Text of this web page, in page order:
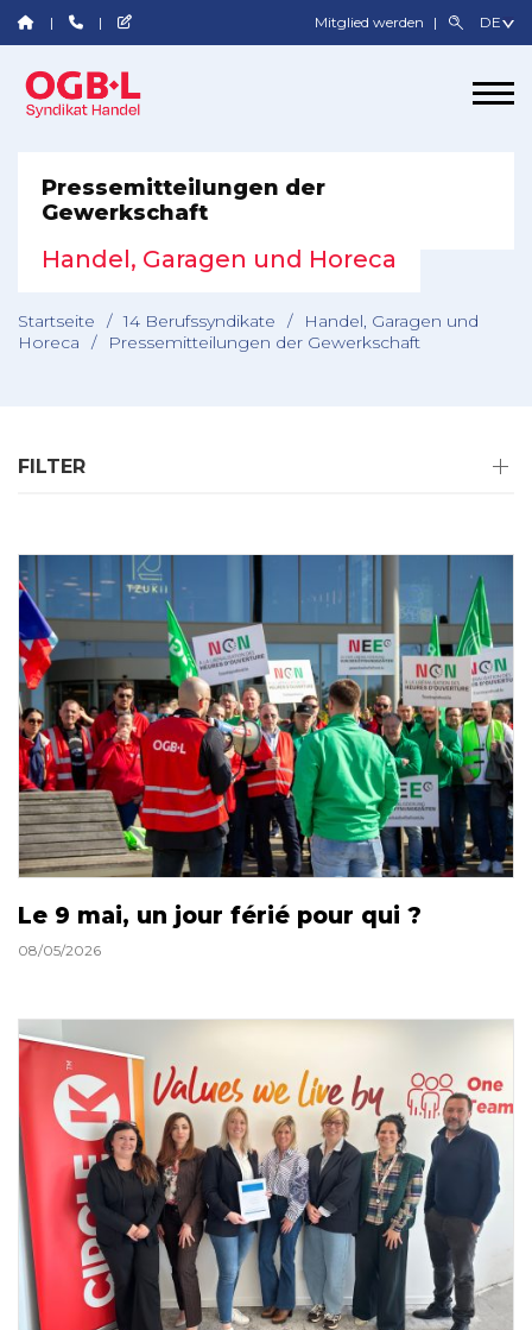
Mitglied werden
Pressemitteilungen der
Gewerkschaft
Handel, Garagen und Horeca
Startseite / 14 Berufssyndikate /
Handel, Garagen und
Horeca
/ Pressemitteilungen der Gewerkschaft
FILTER
Le 9 mai, un jour férié pour qui ?
08/05/2026